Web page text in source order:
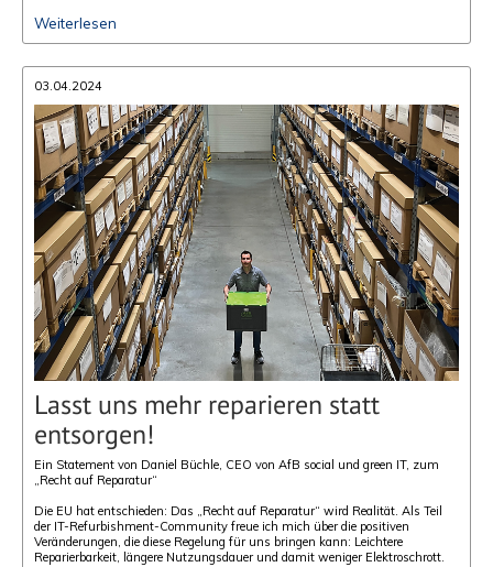
Entwicklungsunterstützung und nicht zuletzt die Funktionalitäten der
Weiterlesen
03.04.2024
Lasst uns mehr reparieren statt
entsorgen!
Ein Statement von Daniel Büchle, CEO von AfB social und green IT, zum
„Recht auf Reparatur“
Die EU hat entschieden: Das „Recht auf Reparatur“ wird Realität. Als Teil
der IT-Refurbishment-Community freue ich mich über die positiven
Veränderungen, die diese Regelung für uns bringen kann: Leichtere
Reparierbarkeit, längere Nutzungsdauer und damit weniger Elektroschrott.